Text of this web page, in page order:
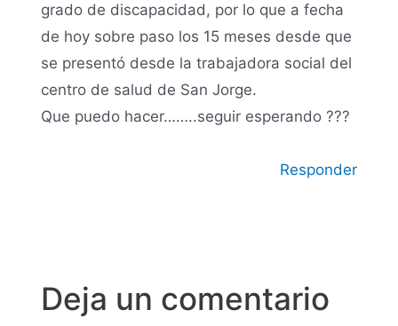
grado de discapacidad, por lo que a fecha
de hoy sobre paso los 15 meses desde que
se presentó desde la trabajadora social del
centro de salud de San Jorge.
Que puedo hacer……..seguir esperando ???
Responder
Deja un comentario